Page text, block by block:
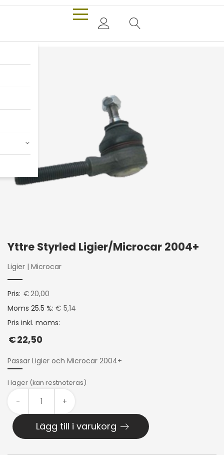
Yttre Styrled Ligier/Microcar 2004+
Ligier | Microcar
Pris: €20,00
Moms 25.5 %: € 5,14
Pris inkl. moms:
€22,50
Passar Ligier och Microcar 2004+
I lager (kan restnoteras)
- +
Lägg till i varukorg